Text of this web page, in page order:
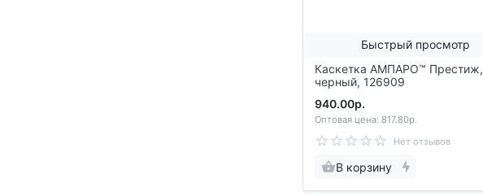
Быстрый просмотр
Каскетка АМПАРО™ Престиж,
черный, 126909
940.00р.
Оптовая цена: 817.80р.
Нет отзывов
В корзину